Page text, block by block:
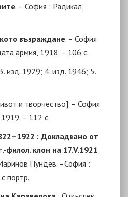
. – София : Радикал,
възраждане. – София
армия, 1918. – 106 с.
изд. 1929; 4. изд. 1946; 5.
и творчество]. – София
1919. – 112 с.
: Докладвано от
филол. клон на 17.V.1921
Пундев. –София :
портр.